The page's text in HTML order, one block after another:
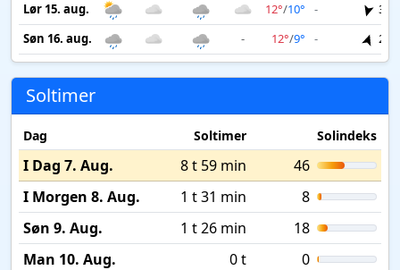
Lør 15. aug.
12°/10° -
3
Søn 16. aug.
- 12°/9° - 2
Soltimer
Dag Soltimer Solindeks
I Dag 7. Aug. 8 t 59 min
46
I Morgen 8. Aug.
1 t 31 min
8
Søn 9. Aug.
1 t 26 min
18
Man 10. Aug.
0 t
0